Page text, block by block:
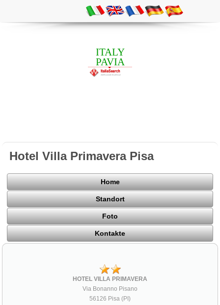
ITALY
PAVIA
Hotel Villa Primavera Pisa
Home
Standort
Foto
Kontakte
HOTEL VILLA PRIMAVERA
Via Bonanno Pisano
56126 Pisa (PI)